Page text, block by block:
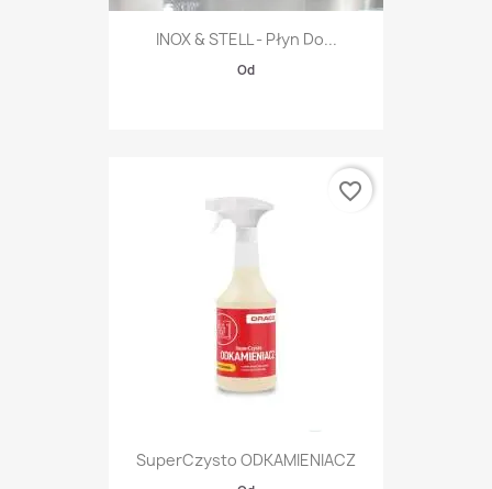
INOX & STELL - Płyn Do...
Od
SuperCzysto ODKAMIENIACZ
favorite_border